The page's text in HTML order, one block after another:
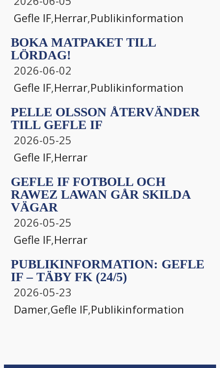
Gefle IF,Herrar,Publikinformation
BOKA MATPAKET TILL
LÖRDAG!
2026-06-02
Gefle IF,Herrar,Publikinformation
PELLE OLSSON ÅTERVÄNDER
TILL GEFLE IF
2026-05-25
Gefle IF,Herrar
GEFLE IF FOTBOLL OCH
RAWEZ LAWAN GÅR SKILDA
VÄGAR
2026-05-25
Gefle IF,Herrar
PUBLIKINFORMATION: GEFLE
IF – TÄBY FK (24/5)
2026-05-23
Damer,Gefle IF,Publikinformation